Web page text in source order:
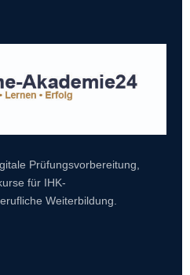
Prüfungsvorbereitung,
für IHK-
Weiterbildung.